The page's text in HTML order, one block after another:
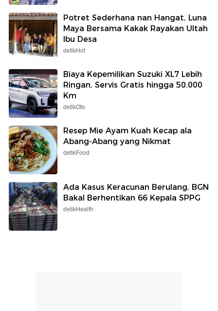
Potret Sederhana nan Hangat, Luna
Maya Bersama Kakak Rayakan Ultah
Ibu Desa
detikHot
Biaya Kepemilikan Suzuki XL7 Lebih
Ringan, Servis Gratis hingga 50.000
Km
detikOto
Resep Mie Ayam Kuah Kecap ala
Abang-Abang yang Nikmat
detikFood
Ada Kasus Keracunan Berulang, BGN
Bakal Berhentikan 66 Kepala SPPG
detikHealth